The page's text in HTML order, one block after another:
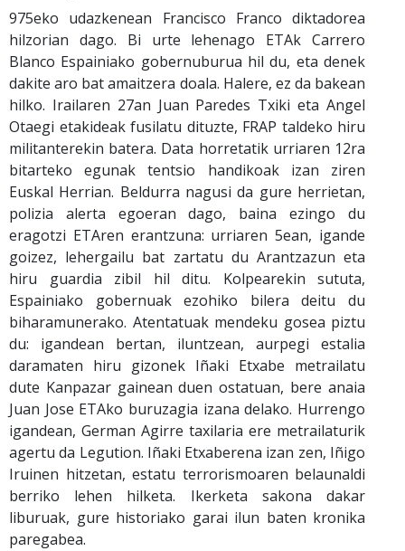
975eko udazkenean Francisco Franco diktadorea
hilzorian dago. Bi urte lehenago ETAk Carrero
Blanco Espainiako gobernuburua hil du, eta denek
dakite aro bat amaitzera doala. Halere, ez da bakean
hilko. Irailaren 27an Juan Paredes Txiki eta Angel
Otaegi etakideak fusilatu dituzte, FRAP taldeko hiru
militanterekin batera. Data horretatik urriaren 12ra
bitarteko egunak tentsio handikoak izan ziren
Euskal Herrian. Beldurra nagusi da gure herrietan,
polizia alerta egoeran dago, baina ezingo du
eragotzi ETAren erantzuna: urriaren 5ean, igande
goizez, lehergailu bat zartatu du Arantzazun eta
hiru guardia zibil hil ditu. Kolpearekin sututa,
Espainiako gobernuak ezohiko bilera deitu du
biharamunerako. Atentatuak mendeku gosea piztu
du: igandean bertan, iluntzean, aurpegi estalia
daramaten hiru gizonek Iñaki Etxabe metrailatu
dute Kanpazar gainean duen ostatuan, bere anaia
Juan Jose ETAko buruzagia izana delako. Hurrengo
igandean, German Agirre taxilaria ere metrailaturik
agertu da Legution. Iñaki Etxaberena izan zen, Iñigo
Iruinen hitzetan, estatu terrorismoaren belaunaldi
berriko lehen hilketa. Ikerketa sakona dakar
liburuak, gure historiako garai ilun baten kronika
paregabea.